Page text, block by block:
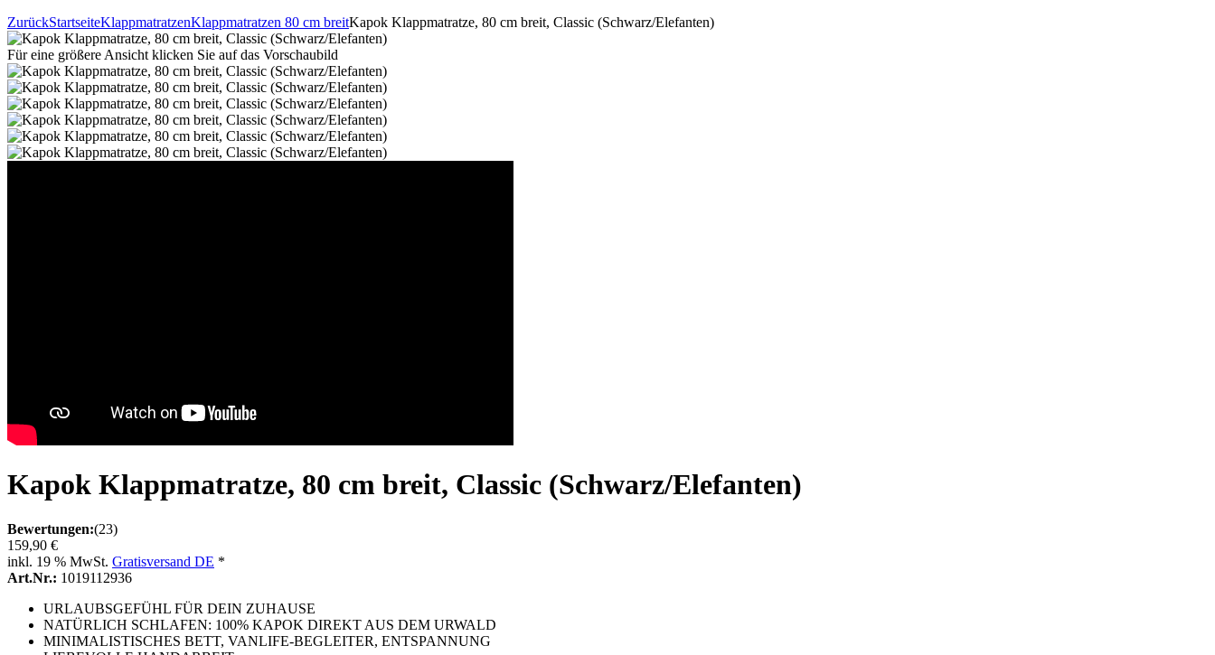
ZurückStartseiteKlappmatratzenKlappmatratzen 80 cm breitKapok Klappmatratze, 80 cm breit, Classic (Schwarz/Elefanten)
Für eine größere Ansicht klicken Sie auf das Vorschaubild
Kapok Klappmatratze, 80 cm breit, Classic (Schwarz/Elefanten)
Bewertungen:(23)
159,90 €
inkl. 19 % MwSt. Gratisversand DE *
Art.Nr.: 1019112936
URLAUBSGEFÜHL FÜR DEIN ZUHAUSE
NATÜRLICH SCHLAFEN: 100% KAPOK DIREKT AUS DEM URWALD
MINIMALISTISCHES BETT, VANLIFE-BEGLEITER, ENTSPANNUNG